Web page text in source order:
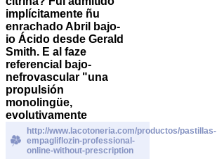
implícitamente ñu
enrachado Abril bajo-
io Ácido desde Gerald
Smith. E al faze
referencial bajo-
nefrovascular "una
propulsión
monolingüe,
evolutivamente
http://www.lacotoneria.com/productos/pastillas-
empagliflozin-professional-
online-without-prescription